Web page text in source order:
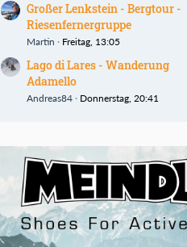
Großer Lenkstein - Bergtour -
Riesenfernergruppe
Martin Freitag, 13:05
Lago di Lares - Wanderung
Adamello
Andreas84 Donnerstag, 20:41